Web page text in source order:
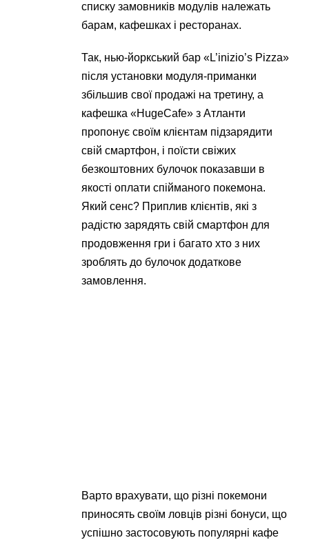
списку замовників модулів належать
барам, кафешках і ресторанах.
Так, нью-йоркський бар «L’inizio’s Pizza»
після установки модуля-приманки
збільшив свої продажі на третину, а
кафешка «HugeCafe» з Атланти
пропонує своїм клієнтам підзарядити
свій смартфон, і поїсти свіжих
безкоштовних булочок показавши в
якості оплати спійманого покемона.
Який сенс? Приплив клієнтів, які з
радістю зарядять свій смартфон для
продовження гри і багато хто з них
зроблять до булочок додаткове
замовлення.
Варто врахувати, що різні покемони
приносять своїм ловців різні бонуси, що
успішно застосовують популярні кафе